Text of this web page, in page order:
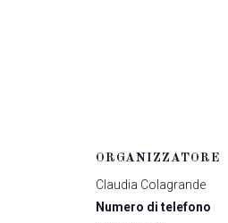
ORGANIZZATORE
Claudia Colagrande
Numero di telefono